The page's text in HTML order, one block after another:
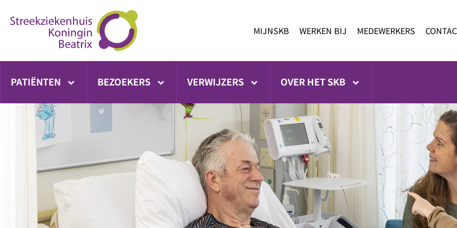
direct
MIJNSKB WERKEN BIJ MEDEWERKERS
PATIËNTEN BEZOEKERS VERWIJZERS OVER HET SKB